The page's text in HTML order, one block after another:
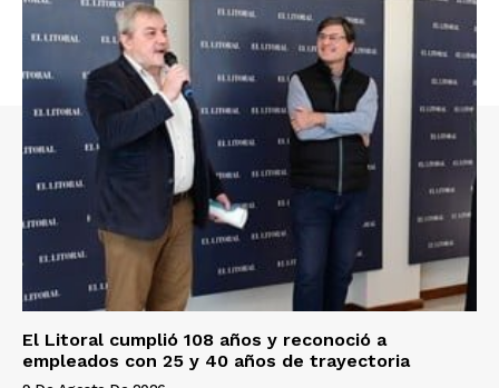
El Litoral cumplió 108 años y reconoció a
empleados con 25 y 40 años de trayectoria